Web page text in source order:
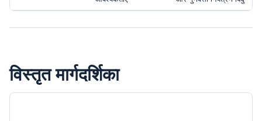
विस्तृत मार्गदर्शिका